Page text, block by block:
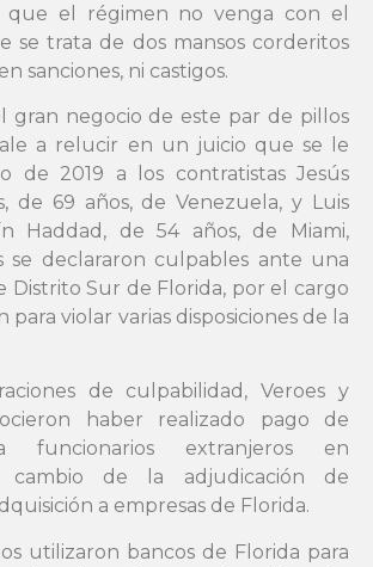
que el régimen no venga con el
se trata de dos mansos corderitos
sanciones, ni castigos.
gran negocio de este par de pillos
a relucir en un juicio que se le
de 2019 a los contratistas Jesús
de 69 años, de Venezuela, y Luis
Haddad, de 54 años, de Miami,
se declararon culpables ante una
Distrito Sur de Florida, por el cargo
para violar varias disposiciones de la
de culpabilidad, Veroes y
haber realizado pago de
funcionarios extranjeros en
cambio de la adjudicación de
a empresas de Florida.
utilizaron bancos de Florida para